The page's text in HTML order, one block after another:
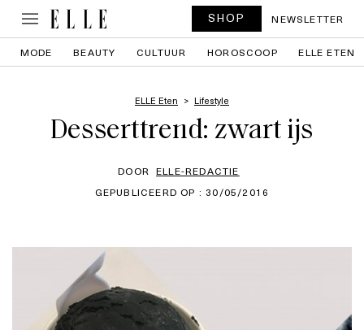
SHOP NEWSLETTER
MODE BEAUTY CULTUUR HOROSCOOP ELLE ETEN
ELLE Eten Lifestyle
Desserttrend: zwart ijs
DOOR ELLE-REDACTIE
GEPUBLICEERD OP : 30/05/2016